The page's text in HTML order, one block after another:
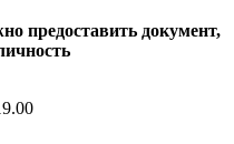
предоставить документ,